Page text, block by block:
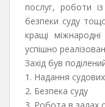
послуг, роботи
безпеки суду
кращі
успішно
Захід був
1. Надання
2. Безпека суду